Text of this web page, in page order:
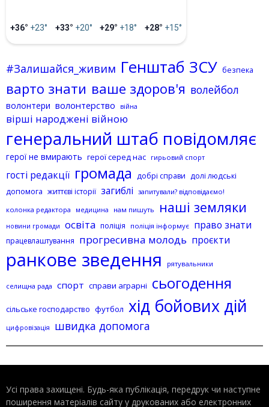
+36° +23° +33° +20° +29° +18° +28° +15°
#Залишайся_живим Генштаб ЗСУ безпека
варто знати ваше здоров'я волейбол
волонтери волонтерство війна
вірші народжені війною
генеральний штаб повідомляє
герої не вмирають герої серед нас гирьовий спорт
гості редакції громада добрі справи долі людські
допомога життєві історії загиблі запитували? відповідаємо!
колонка редактора
медицина нам пишуть наші земляки
новини громади освіта поліція поліція інформує право знати
працевлаштування прогресивна молодь проєкти
ранкове зведення рятувальники
селищна рада спорт справи аграрні сьогодення
сільське господарство футбол хід бойових дій
цифровізація швидка допомога
Усі права захищені. Будь-яка публiкацiя, передрук чи наступне
поширення матеріалів сайту у друкованих або електронних